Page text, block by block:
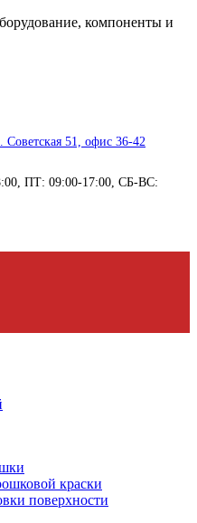
компоненты и
Советская 51, офис 36-42
, ПТ: 09:00-17:00 , СБ-ВС:
краски
поверхности